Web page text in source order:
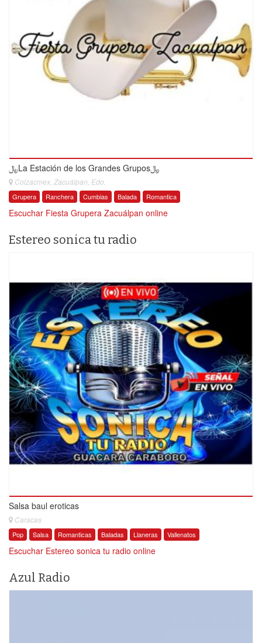
﷼La Estación de los Grandes Grupos﷼
Colzacmex, Zacuálpan, Edo.
Grupera Ranchera Cumbias Balada Romantica
Escuchar Fiesta Grupera Zacuálpan online
Estereo sonica tu radio
Salsa baul eroticas
Caracas
Pop Salsa Romanticas Baladas Llaneras Vallenatos
Escuchar Estereo sonica tu radio online
Azul Radio